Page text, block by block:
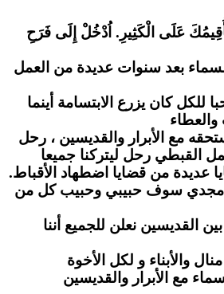
عَلَى الْكَثِيرِ. اُدْخُلْ إِلَى فَرَحِ
بعد سنوات عديدة من العمل
كان يزرع الابتسامة أينما
مع الأبرار والقديسين ، رحل
القبطي رحل ليتركنا جميعا
عديدة من قضايا اضطهاد الأقباط.
، مجدي سوف حبيبي وحبيب كل من
القديسين نعلن للجميع أننا
والأبناء و لكل الأخوة
مع الأبرار والقديسين